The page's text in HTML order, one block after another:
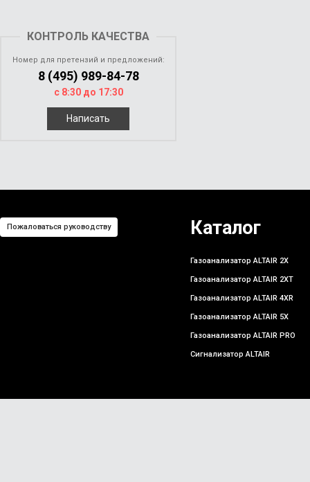
КОНТРОЛЬ КАЧЕСТВА
Номер для претензий и предложений:
8 (495) 989-84-78
с 8:30 до 17:30
Написать
Пожаловаться руководству Каталог
Газоанализатор ALTAIR 2X
Газоанализатор ALTAIR 2XT
Газоанализатор ALTAIR 4XR
Газоанализатор ALTAIR 5X
Газоанализатор ALTAIR PRO
Сигнализатор ALTAIR